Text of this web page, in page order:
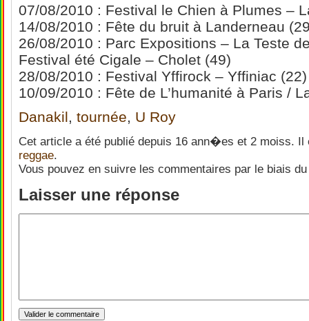
07/08/2010 : Festival le Chien à Plumes –
14/08/2010 : Fête du bruit à Landerneau
26/08/2010 : Parc Expositions – La Teste
Festival été Cigale – Cholet (49)
28/08/2010 : Festival Yffirock – Yffiniac (22)
10/09/2010 : Fête de L’humanité à Paris /
Danakil, tournée, U Roy
Cet article a été publié depuis 16 ann�es et 2 moiss.
reggae.
Vous pouvez en suivre les commentaires par le biais
Laisser une réponse